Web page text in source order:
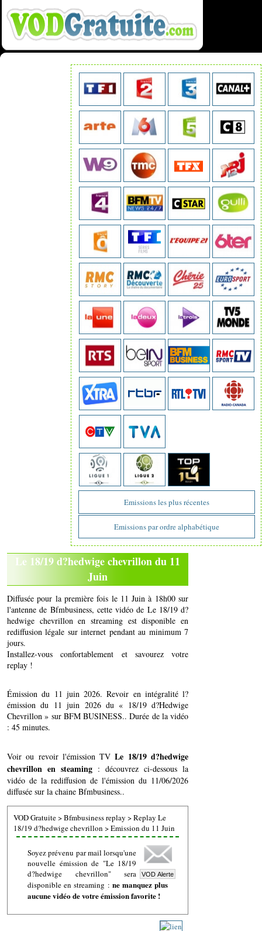
Emissions les plus récentes
Emissions par ordre alphabétique
Le 18/19 d?hedwige chevrillon du 11
Juin
Diffusée pour la première fois le 11 Juin à 18h00 sur
l'antenne de Bfmbusiness, cette vidéo de Le 18/19 d?
hedwige chevrillon en streaming est disponible en
rediffusion légale sur internet pendant au minimum 7
jours.
Installez-vous confortablement et savourez votre
replay !
Émission du 11 juin 2026. Revoir en intégralité l?
émission du 11 juin 2026 du « 18/19 d?Hedwige
Chevrillon » sur BFM BUSINESS.. Durée de la vidéo
: 45 minutes.
Voir ou revoir l'émission TVLe 18/19 d?hedwige
chevrillon en steaming : découvrez ci-dessous la
vidéo de la rediffusion de l'émission du 11/06/2026
diffusée sur la chaine Bfmbusiness..
VOD Gratuite>Bfmbusiness replay >Replay Le
18/19 d?hedwige chevrillon >Emission du 11 Juin
Soyez prévenu par mail lorsqu'une
nouvelle émission de "Le 18/19
d?hedwige chevrillon" sera
disponible en streaming : ne manquez plus
aucune vidéo de votre émission favorite !